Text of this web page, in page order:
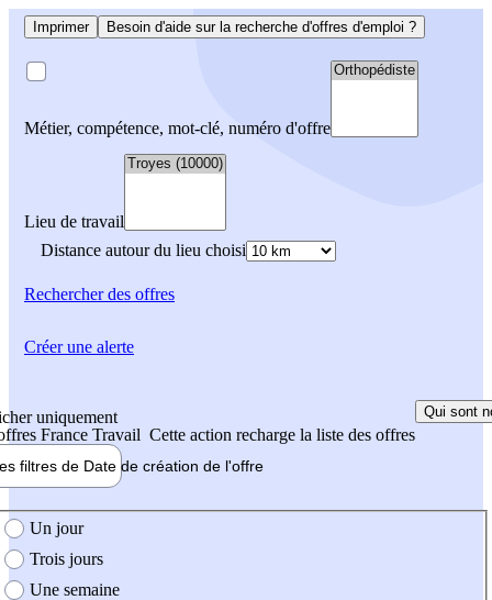
Imprimer Besoin d'aide sur la recherche d'offres d'emploi ?
Métier, compétence, mot-clé, numéro d'offre
Lieu de travail
Distance autour du lieu choisi
Rechercherdes offres
uniquement
France Travail Cette action recharge la liste des offres
Qui sont
filtres de Date de création de l'offre
création de l'offre
Un jour
Trois jours
Une semaine
Créer une alerte